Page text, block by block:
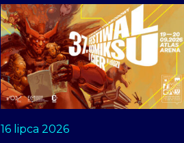
16 lipca 2026